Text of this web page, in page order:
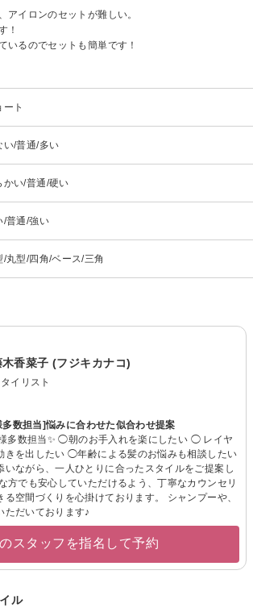
アイロンのセットが難しい。
！
いるのでセットも簡単です！
ート
い/普通/多い
かい/普通/硬い
/普通/強い
/丸型/四角/ベース/三角
木香菜子 (フジキカナコ)
イリスト
数担当]悩みに合わせた似合わせ提案
多数担当✨ ◯朝のお手入れを楽にしたい ◯ レイヤ
きを出したい ◯年齢による髪のお悩みも相談したい
いながら、一人ひとりに合ったスタイルをご提案し
方でも安心していただけるよう、丁寧なカウンセリ
る空間づくりを心掛けております。 シャンプーや、
ただいております♪
スタッフを指名して予約
ル